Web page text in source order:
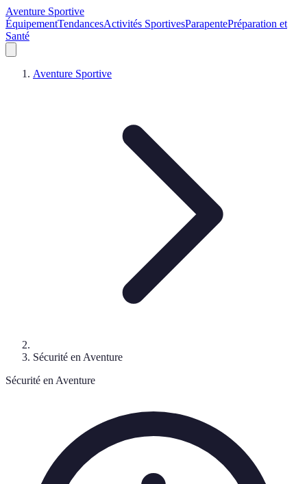
Aventure Sportive
ÉquipementTendancesActivités SportivesParapentePréparation et
Santé
Aventure Sportive
Sécurité en Aventure
Sécurité en Aventure